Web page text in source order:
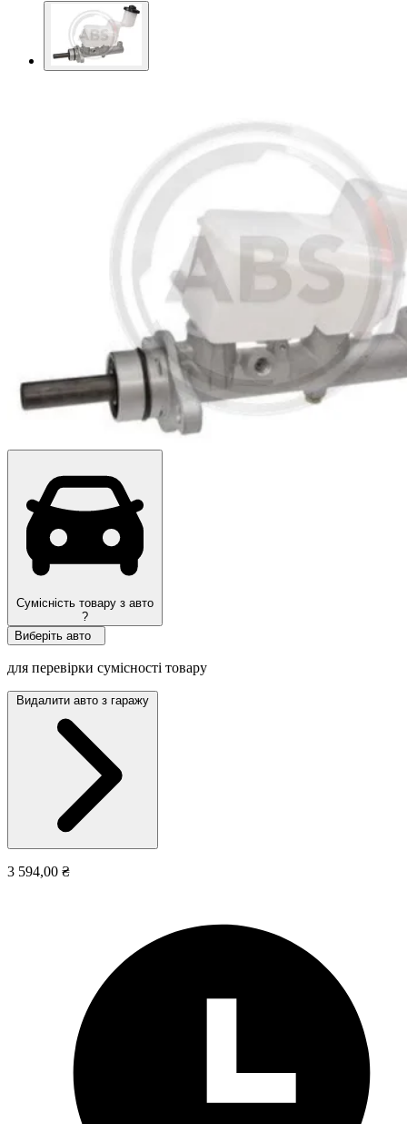
Сумісність товару з авто
?
Виберіть авто
для перевірки сумісності товару
Видалити авто з гаражу
3 594,00 ₴